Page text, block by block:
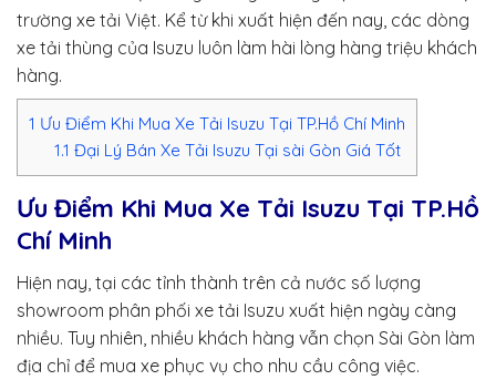
trường xe tải Việt. Kể từ khi xuất hiện đến nay, các dòng
xe tải thùng của Isuzu luôn làm hài lòng hàng triệu khách
hàng.
1 Ưu Điểm Khi Mua Xe Tải Isuzu Tại TP.Hồ Chí Minh
1.1 Đại Lý Bán Xe Tải Isuzu Tại sài Gòn Giá Tốt
Ưu Điểm Khi Mua Xe Tải Isuzu Tại TP.Hồ
Chí Minh
Hiện nay, tại các tỉnh thành trên cả nước số lượng
showroom phân phối xe tải Isuzu xuất hiện ngày càng
nhiều. Tuy nhiên, nhiều khách hàng vẫn chọn Sài Gòn làm
địa chỉ để mua xe phục vụ cho nhu cầu công việc.